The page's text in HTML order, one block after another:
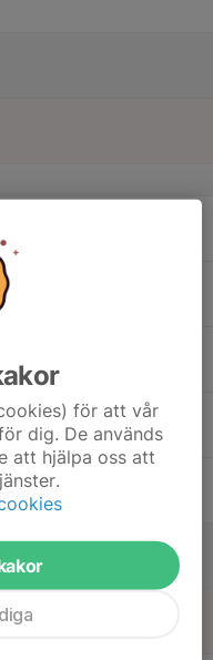
för att vår
dig. De används
att hjälpa oss att